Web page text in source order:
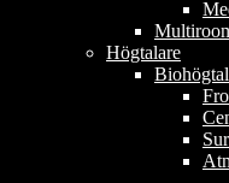
Högtalare